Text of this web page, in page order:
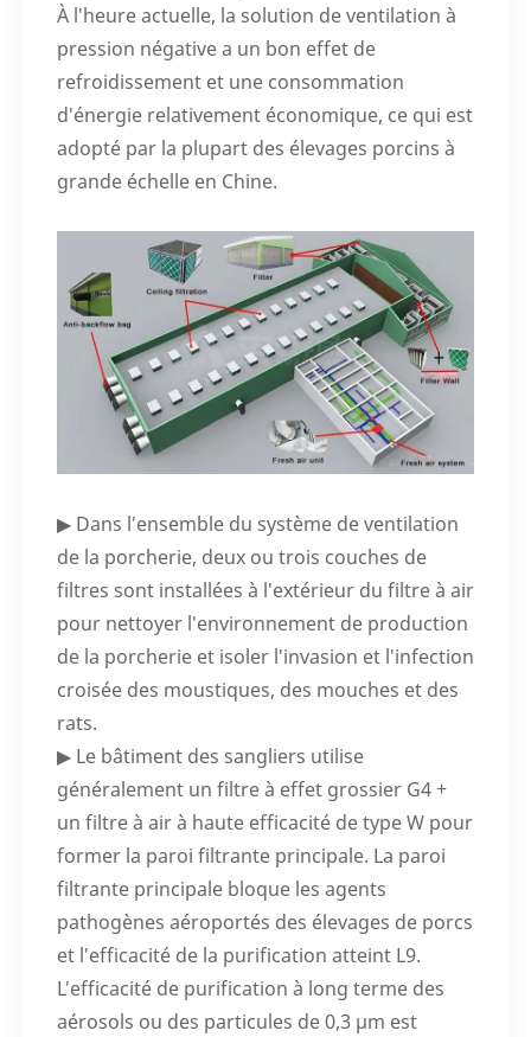
À l'heure actuelle, la solution de ventilation à
pression négative a un bon effet de
refroidissement et une consommation
d'énergie relativement économique, ce qui est
adopté par la plupart des élevages porcins à
grande échelle en Chine.
▶ Dans l'ensemble du système de ventilation
de la porcherie, deux ou trois couches de
filtres sont installées à l'extérieur du filtre à air
pour nettoyer l'environnement de production
de la porcherie et isoler l'invasion et l'infection
croisée des moustiques, des mouches et des
rats.
▶ Le bâtiment des sangliers utilise
généralement un filtre à effet grossier G4 +
un filtre à air à haute efficacité de type W pour
former la paroi filtrante principale. La paroi
filtrante principale bloque les agents
pathogènes aéroportés des élevages de porcs
et l'efficacité de la purification atteint L9.
L'efficacité de purification à long terme des
aérosols ou des particules de 0,3 µm est